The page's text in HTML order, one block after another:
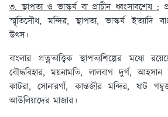
৩. স্থাপত্য ও ভাস্কর্য বা প্রাচীন ধ্বংসাবশেষ :
স্মৃতিসৌধ, মন্দির, স্থাপত্য, ভাস্কর্য ইত্যাদি
উৎস।
বাংলার প্রত্নতাত্ত্বিক স্থাপত্যশিল্পের মধ্যে
বৌদ্ধবিহার, ময়নামতি, লালবাগ দুর্গ,
কাটরা, সোনারগাঁ, কান্তজীর মন্দির, ষাট
আউলিয়াদের মাজার।